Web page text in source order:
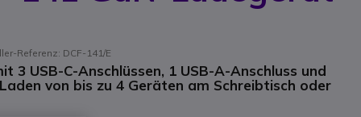
Referenz: DCF-141/E
3 USB-C-Anschlüssen, 1 USB-A-Anschluss und
von bis zu 4 Geräten am Schreibtisch oder